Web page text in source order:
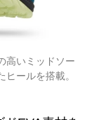
高いミッドソー
ールを搭載。